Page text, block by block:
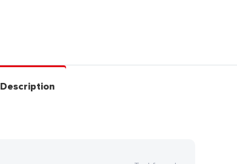
Description